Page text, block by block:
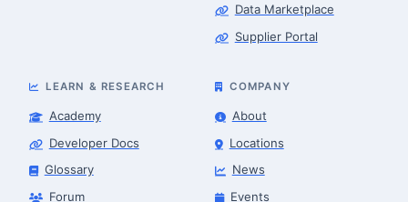
Data Marketplace
Supplier Portal
LEARN & RESEARCH
Academy
Developer Docs
Glossary
Forum
COMPANY
About
Locations
News
Events